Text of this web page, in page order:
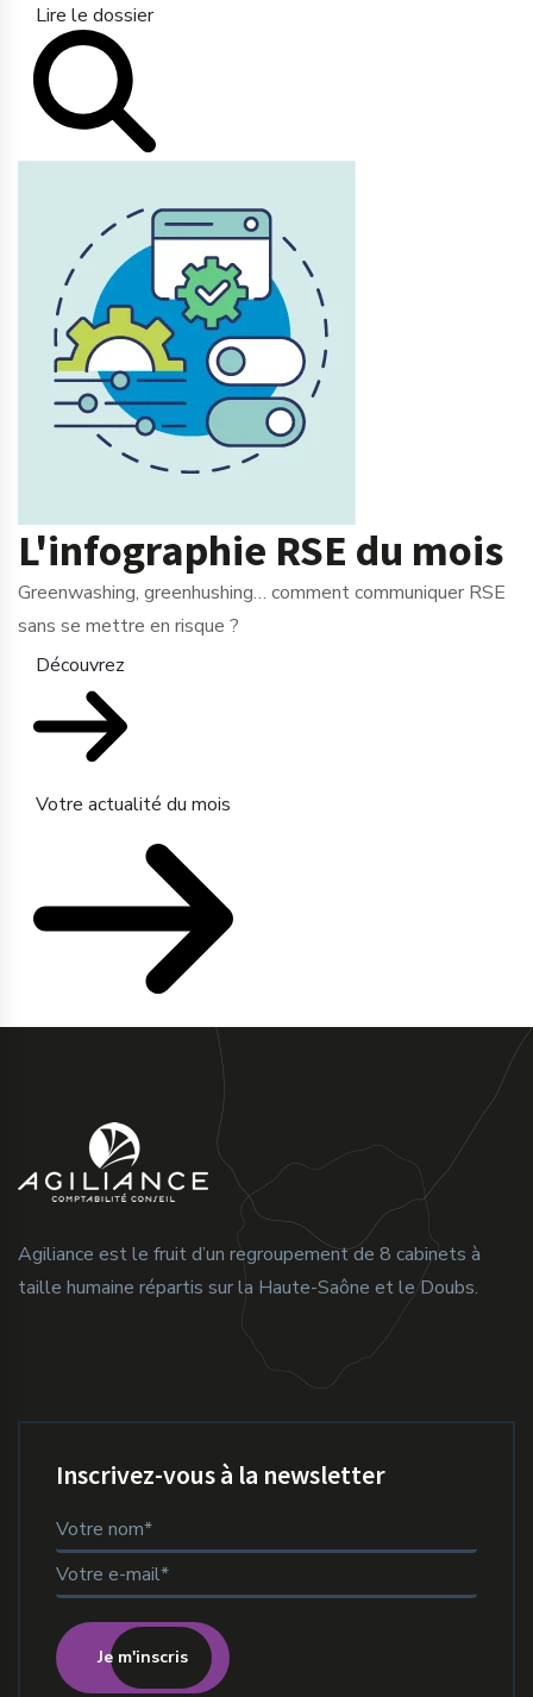
Lire le dossier
L'infographie RSE du mois
Greenwashing, greenhushing… comment communiquer RSE
sans se mettre en risque ?
Découvrez
Votre actualité du mois
Agiliance est le fruit d’un regroupement de 8 cabinets à
taille humaine répartis sur la Haute-Saône et le Doubs.
Inscrivez-vous à la newsletter
Je m'inscris